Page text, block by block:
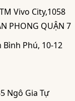
Vivo City,1058
PHONG QUẬN 7
Phú, 10-12
Ngô Gia Tự